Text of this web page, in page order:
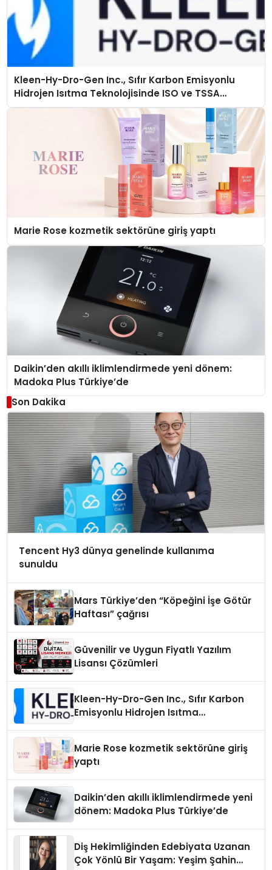
Kleen-Hy-Dro-Gen Inc., Sıfır Karbon Emisyonlu
Hidrojen Isıtma Teknolojisinde ISO ve TSSA
Düzenleyici Onaylarını Aldı
Marie Rose kozmetik sektörüne giriş yaptı
Daikin’den akıllı iklimlendirmede yeni dönem:
Madoka Plus Türkiye’de
Son Dakika
Tencent Hy3 dünya genelinde kullanıma
sunuldu
Mars Türkiye’den “Köpeğini İşe Götür
Haftası” çağrısı
Güvenilir ve Uygun Fiyatlı Yazılım
Lisansı Çözümleri
Kleen-Hy-Dro-Gen Inc., Sıfır Karbon
Emisyonlu Hidrojen Isıtma
Marie Rose kozmetik sektörüne giriş
yaptı
Daikin’den akıllı iklimlendirmede yeni
dönem: Madoka Plus Türkiye’de
Diş Hekimliğinden Edebiyata Uzanan
Çok Yönlü Bir Yaşam: Yeşim Şahin